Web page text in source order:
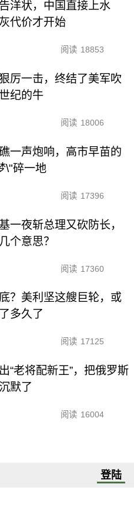
洋状，中国直接上水
代价才开始
阅读 18853
厉一击，终结了美军吹
纪的牛
阅读 18006
一声炮响，高市早苗的
\"碎一地
阅读 17396
一夜斩总理又砍防长，
个意思？
阅读 17360
？美利坚这艘巨轮，或
多久了
阅读 17125
“老将配新王”，把俄罗斯
默了
阅读 16004
登陆